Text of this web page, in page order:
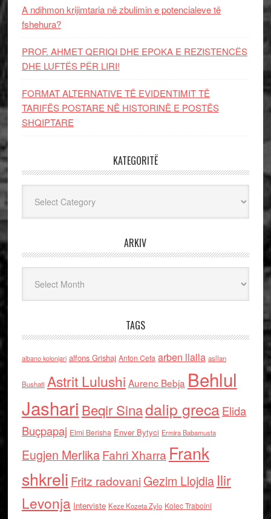
A ndihmon krijimtaria në zbulimin e potencialeve të
fshehura?
PROF. AHMET QERIQI DHE EPOKA E REZISTENCЁS
DHE LUFTЁS PЁR LIRI!
FORMAT ALTERNATIVE TË EVIDENTIMIT TË
TARIFËS POSTARE NË HISTORINË E POSTËS
SHQIPTARE
KATEGORITË
ARKIV
TAGS
albano kolonjari alfons Grishaj Anton Cefa arben llalla asllan
Bushati Astrit Lulushi Aurenc Bebja Behlul
Jashari Beqir Sinadalip grecaElida
Buçpapaj Elmi Berisha Enver Bytyci Ermira Babamusta
Eugjen MerlikaFahri Xharra Frank
shkreli Fritz radovaniGezim Llojdia Ilir
Levonja Interviste Keze Kozeta Zylo Kolec Traboini